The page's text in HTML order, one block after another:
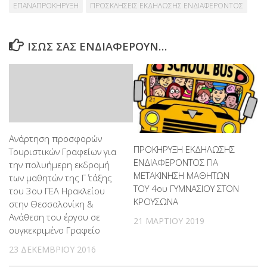
ΕΠΑΝΑΠΡΟΚΗΡΥΞΗ
ΠΡΟΣΚΛΗΣΕΙΣ ΕΚΔΗΛΩΣΗΣ ΕΝΔΙΑΦΕΡΟΝΤΟΣ
ΊΣΩΣ ΣΑΣ ΕΝΔΙΑΦΈΡΟΥΝ…
Ανάρτηση προσφορών
Τουριστικών Γραφείων για
την πολυήμερη εκδρομή
των μαθητών της Γ΄ τάξης
του 3ου ΓΕΛ Ηρακλείου
στην Θεσσαλονίκη &
Ανάθεση του έργου σε
συγκεκριμένο Γραφείο
23 ΔΕΚΕΜΒΡΊΟΥ 2016
ΠΡΟΚΗΡΥΞΗ ΕΚΔΗΛΩΣΗΣ
ΕΝΔΙΑΦΕΡΟΝΤΟΣ ΓΙΑ
ΜΕΤΑΚΙΝΗΣΗ ΜΑΘΗΤΩΝ
ΤΟΥ 4ου ΓΥΜΝΑΣΙΟΥ ΣΤON
ΚΡOYΣΩΝΑ
21 ΜΑΡΤΊΟΥ 2019